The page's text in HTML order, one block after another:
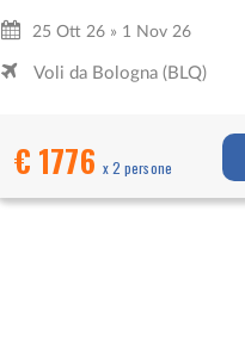
25 Ott 26 » 1 Nov 26
Voli da Bologna (BLQ)
€ 1776 x 2 persone